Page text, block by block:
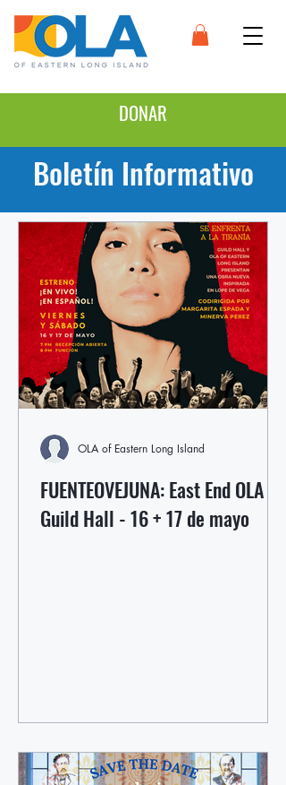
DONAR
Boletín Informativo
FUENTEOVEJUNA: East End OLA +
Guild Hall - 16 + 17 de mayo
OLA of Eastern Long Island